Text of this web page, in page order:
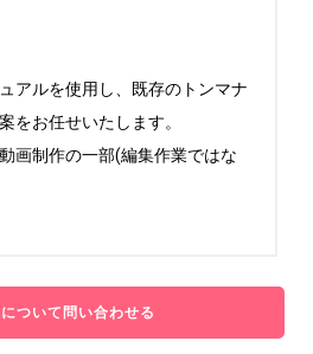
アルを使用し、既存のトンマナ
をお任せいたします。
画制作の一部(編集作業ではな
ついて問い合わせる